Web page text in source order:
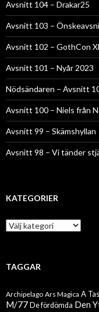
Avsnitt 104 – Drakar25
Avsnitt 103 –
Avsnitt 102 – GothCon
Avsnitt 101 – Nyår 2023
Nödsändaren – Avsnitt
Avsnitt 100 – Niels från
Avsnitt 99 – Skämshyllan
Avsnitt 98 – Vi tänder
KATEGORIER
Kategorier
TAGGAR
Archipelago Ars Magica A
M/77 De fördömda Den